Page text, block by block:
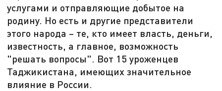
услугами и отправляющие добытое на
родину. Но есть и другие представители
этого народа – те, кто имеет власть, деньги,
известность, а главное, возможность
"решать вопросы". Вот 15 уроженцев
Таджикистана, имеющих значительное
влияние в России.